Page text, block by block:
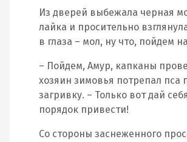
Из дверей выбежала черная
лайка и просительно
в глаза – мол, ну что, пойдем
– Пойдем, Амур, капканы
хозяин зимовья потрепал пса
загривку. – Только вот дай
порядок привести!
Со стороны заснеженного